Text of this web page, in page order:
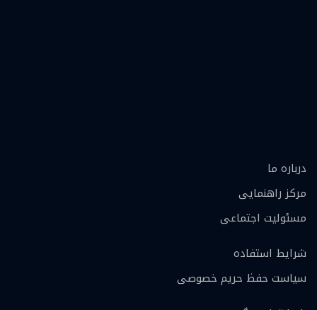
درباره ما
مرکز راهنمایی
مسئولیت اجتماعی
شرایط استفاده
سیاست حفظ حریم خصوصی